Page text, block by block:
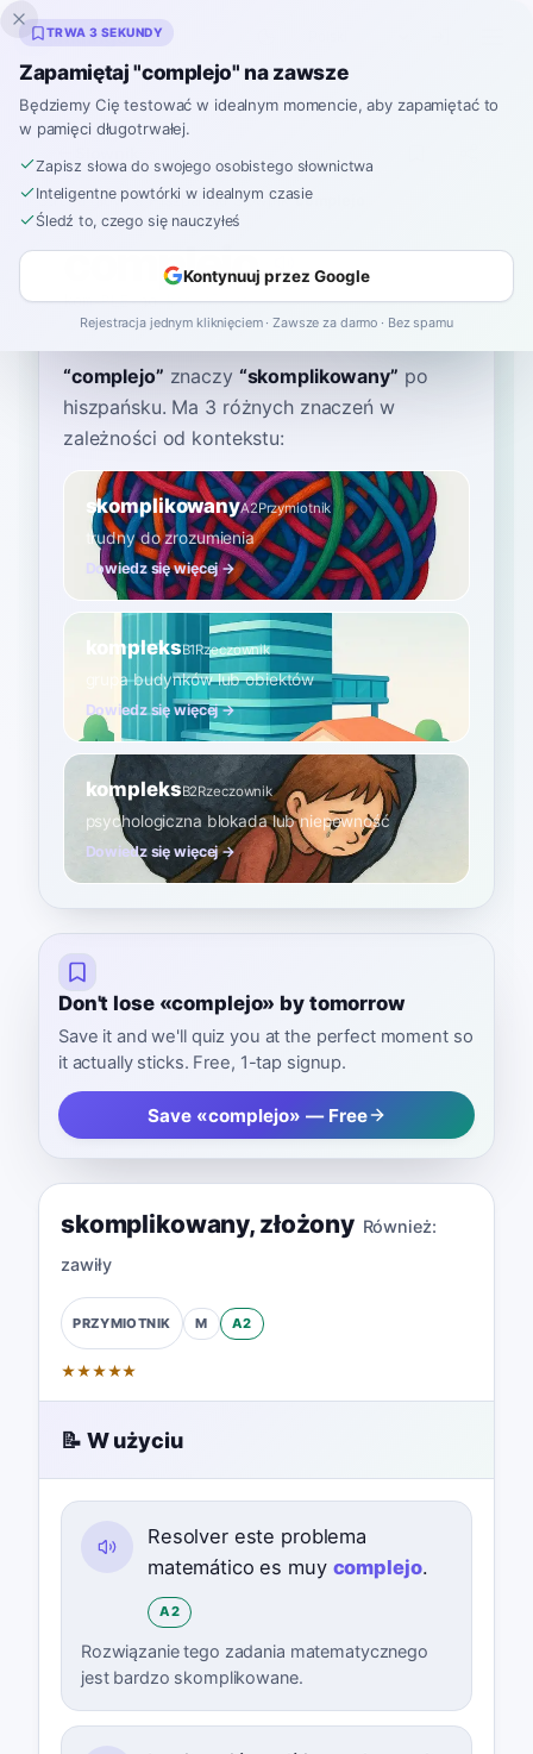
Inklingo
Strona główna›Hiszpański›Słownik›complejo
complejo
kom-PLE-ho komˈplexo
“complejo” znaczy “skomplikowany” po
hiszpańsku. Ma 3 różnych znaczeń w
zależności od kontekstu:
skomplikowanyA2Przymiotnik
trudny do zrozumienia
Dowiedz się więcej →
kompleksB1Rzeczownik
grupa budynków lub obiektów
Dowiedz się więcej →
kompleksB2Rzeczownik
psychologiczna blokada lub niepewność
Dowiedz się więcej →
Don't lose «complejo» by tomorrow
Save it and we'll quiz you at the perfect moment so
it actually sticks. Free, 1-tap signup.
Save «complejo» — Free
skomplikowany, złożony Również:
zawiły
PRZYMIOTNIK M A2
★★★★★
📝 W użyciu
Resolver este problema
matemático es muy complejo.
A2
Rozwiązanie tego zadania matematycznego
jest bardzo skomplikowane.
TRWA 3 SEKUNDY
Zapamiętaj "complejo" na zawsze
Będziemy Cię testować w idealnym momencie, aby zapamiętać to
w pamięci długotrwałej.
Zapisz słowa do swojego osobistego słownictwa
Inteligentne powtórki w idealnym czasie
Śledź to, czego się nauczyłeś
Kontynuuj przez Google
Rejestracja jednym kliknięciem · Zawsze za darmo · Bez spamu